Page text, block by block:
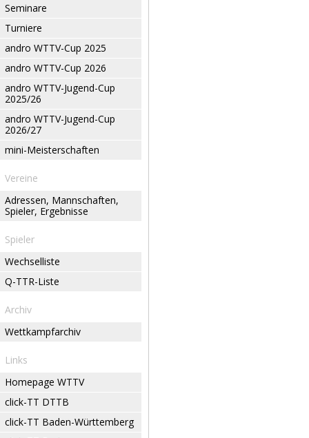
Seminare
Turniere
andro WTTV-Cup 2025
andro WTTV-Cup 2026
andro WTTV-Jugend-Cup
2025/26
andro WTTV-Jugend-Cup
2026/27
mini-Meisterschaften
Vereine
Adressen, Mannschaften,
Spieler, Ergebnisse
Spieler
Wechselliste
Q-TTR-Liste
Archiv
Wettkampfarchiv
Links
Homepage WTTV
click-TT DTTB
click-TT Baden-Württemberg